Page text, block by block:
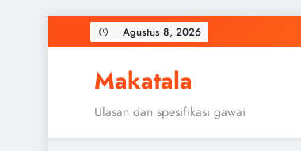
to
Agustus 8, 2026
Makatala
Ulasan dan spesifikasi gawai